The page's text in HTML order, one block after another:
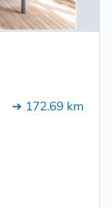
➔ 172.69 km